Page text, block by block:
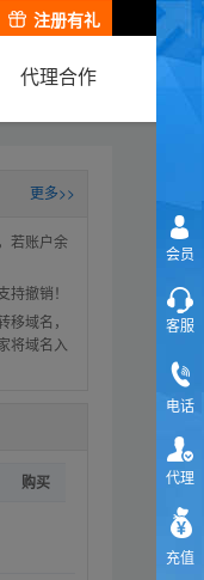
注册有礼
代理合作
更多>>
若账户余
撤销！
域名，
将域名入
购买
会员
客服
电话
代理
充值